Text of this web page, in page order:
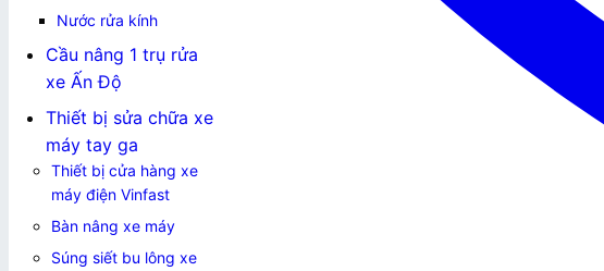
Nước rửa kính
Cầu nâng 1 trụ rửa
xe Ấn Độ
Thiết bị sửa chữa xe
máy tay ga
Thiết bị cửa hàng xe
máy điện Vinfast
Bàn nâng xe máy
Súng siết bu lông xe